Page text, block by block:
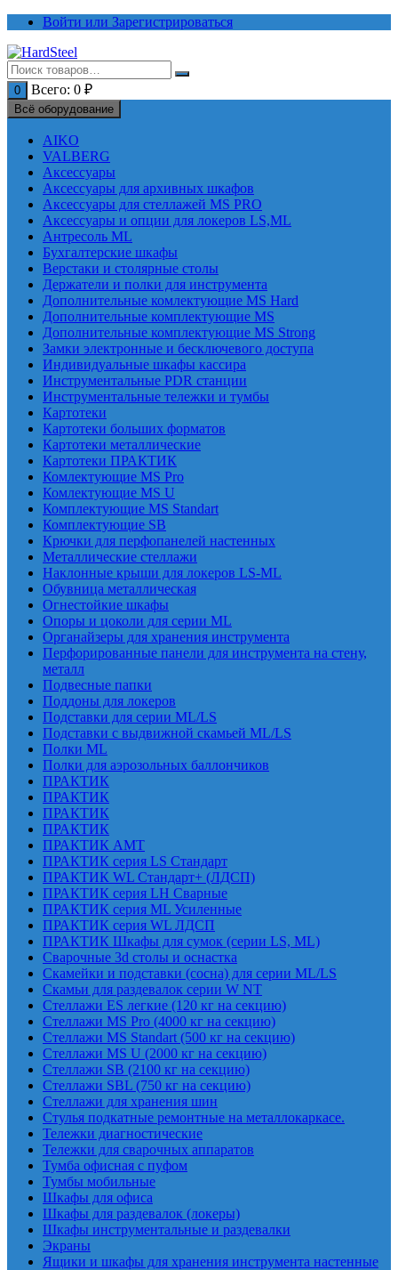
Перейти
содержимому
Войти или Зарегистрироваться
0 Всего: 0 ₽
Всё оборудование
AIKO
VALBERG
Аксессуары
Аксессуары для архивных шкафов
Аксессуары для стеллажей MS PRO
Аксессуары и опции для локеров LS,ML
Антресоль ML
Бухгалтерские шкафы
Верстаки и столярные столы
Держатели и полки для инструмента
Дополнительные комлектующие MS Hard
Дополнительные комплектующие MS
Дополнительные комплектующие MS Strong
Замки электронные и бесключевого доступа
Индивидуальные шкафы кассира
Инструментальные PDR станции
Инструментальные тележки и тумбы
Картотеки
Картотеки больших форматов
Картотеки металлические
Картотеки ПРАКТИК
Комлектующие MS Pro
Комлектующие MS U
Комплектующие MS Standart
Комплектующие SB
Крючки для перфопанелей настенных
Металлические стеллажи
Наклонные крыши для локеров LS-ML
Обувница металлическая
Огнестойкие шкафы
Опоры и цоколи для серии ML
Органайзеры для хранения инструмента
Перфорированные панели для инструмента на стену,
металл
Подвесные папки
Поддоны для локеров
Подставки для серии ML/LS
Подставки с выдвижной скамьей ML/LS
Полки ML
Полки для аэрозольных баллончиков
ПРАКТИК
ПРАКТИК
ПРАКТИК
ПРАКТИК
ПРАКТИК AMT
ПРАКТИК cерия LS Стандарт
ПРАКТИК WL Стандарт+ (ЛДСП)
ПРАКТИК серия LH Сварные
ПРАКТИК серия ML Усиленные
ПРАКТИК серия WL ЛДСП
ПРАКТИК Шкафы для сумок (серии LS, ML)
Сварочные 3d столы и оснастка
Скамейки и подставки (сосна) для серии ML/LS
Скамьи для раздевалок серии W NT
Стеллажи ES легкие (120 кг на секцию)
Стеллажи MS Pro (4000 кг на секцию)
Стеллажи MS Standart (500 кг на секцию)
Стеллажи MS U (2000 кг на секцию)
Стеллажи SB (2100 кг на секцию)
Стеллажи SBL (750 кг на секцию)
Стеллажи для хранения шин
Стулья подкатные ремонтные на металлокаркасе.
Тележки диагностические
Тележки для сварочных аппаратов
Тумба офисная с пуфом
Тумбы мобильные
Шкафы для офиса
Шкафы для раздевалок (локеры)
Шкафы инструментальные и раздевалки
Экраны
Ящики и шкафы для хранения инструмента настенные